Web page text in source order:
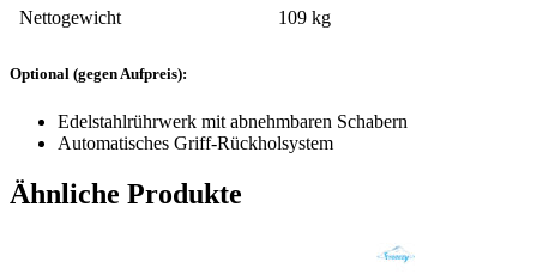
Nettogewicht
109 kg
Optional (gegen Aufpreis):
Edelstahlrührwerk mit abnehmbaren Schabern
Automatisches Griff-Rückholsystem
Ähnliche Produkte